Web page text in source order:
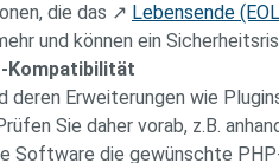
die das ↗ Lebensende
und können ein
Kompatibilität
deren Erweiterungen wie
Sie daher vorab, z.B.
Software die gewünschte